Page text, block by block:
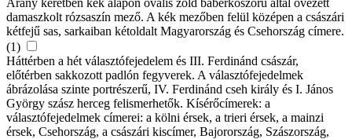
damaszkolt rózsaszín mező. A kék mezőben felül középen a császári
kétfejű sas, sarkaiban kétoldalt Magyarország és Csehország címere.
(1)
Háttérben a hét választófejedelem és III. Ferdinánd császár,
előtérben sakkozott padlón fegyverek. A választófejedelmek
ábrázolása szinte portrészerű, IV. Ferdinánd cseh király és I. János
György szász herceg felismerhetők. Kísérőcímerek: a
választófejedelmek címerei: a kölni érsek, a trieri érsek, a mainzi
érsek, Csehország, a császári kiscímer, Bajorország, Szászország,